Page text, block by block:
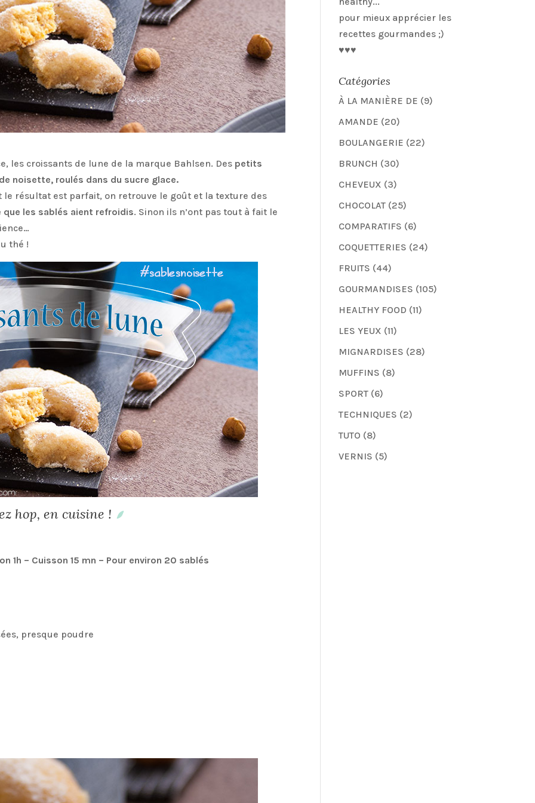
les croissants de lune de la marque Bahlsen. Des petits
noisette, roulés dans du sucre glace.
le résultat est parfait, on retrouve le goût et la texture des
les sablés aient refroidis. Sinon ils n’ont pas tout à fait le
thé !
hop, en cuisine !
1h – Cuisson 15 mn – Pour environ 20 sablés
presque poudre
pour mieux apprécier les
recettes gourmandes ;)
♥♥♥
Catégories
À LA MANIÈRE DE (9)
AMANDE (20)
BOULANGERIE (22)
BRUNCH (30)
CHEVEUX (3)
CHOCOLAT (25)
COMPARATIFS (6)
COQUETTERIES (24)
FRUITS (44)
GOURMANDISES (105)
HEALTHY FOOD (11)
LES YEUX (11)
MIGNARDISES (28)
MUFFINS (8)
SPORT (6)
TECHNIQUES (2)
TUTO (8)
VERNIS (5)